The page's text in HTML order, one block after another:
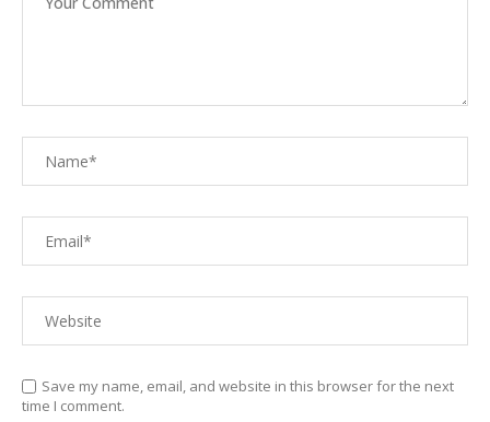
Save my name, email, and website in this browser for the next
time I comment.